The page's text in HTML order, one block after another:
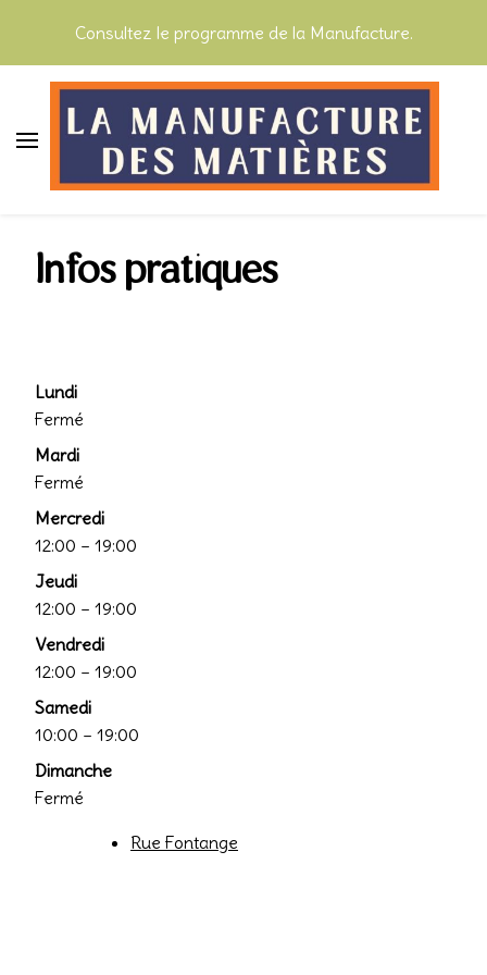
Consultez le programme de la Manufacture.
Infos pratiques
Lundi
Fermé
Mardi
Fermé
Mercredi
12:00 – 19:00
Jeudi
12:00 – 19:00
Vendredi
12:00 – 19:00
Samedi
10:00 – 19:00
Dimanche
Fermé
Rue Fontange